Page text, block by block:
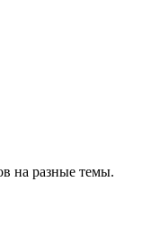
на разные темы.